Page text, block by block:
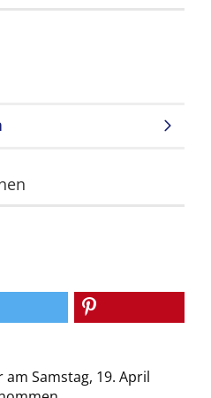
Samstag, 19. April